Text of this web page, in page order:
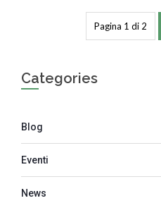
Pagina 1 di 2
Categories
Blog
Eventi
News